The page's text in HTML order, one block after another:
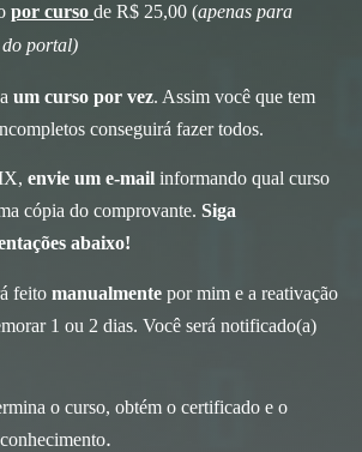
por curso de R$ 25,00 (apenas para
do portal)
um curso por vez. Assim você que tem
conseguirá fazer todos.
envie um e-mail informando qual curso
cópia do comprovante. Siga
abaixo!
feito manualmente por mim e a reativação
1 ou 2 dias. Você será notificado(a)
o curso, obtém o certificado e o
.